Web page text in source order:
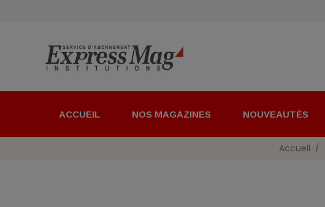
ACCUEIL NOS MAGAZINES NOUVEAUTÉS
Accueil